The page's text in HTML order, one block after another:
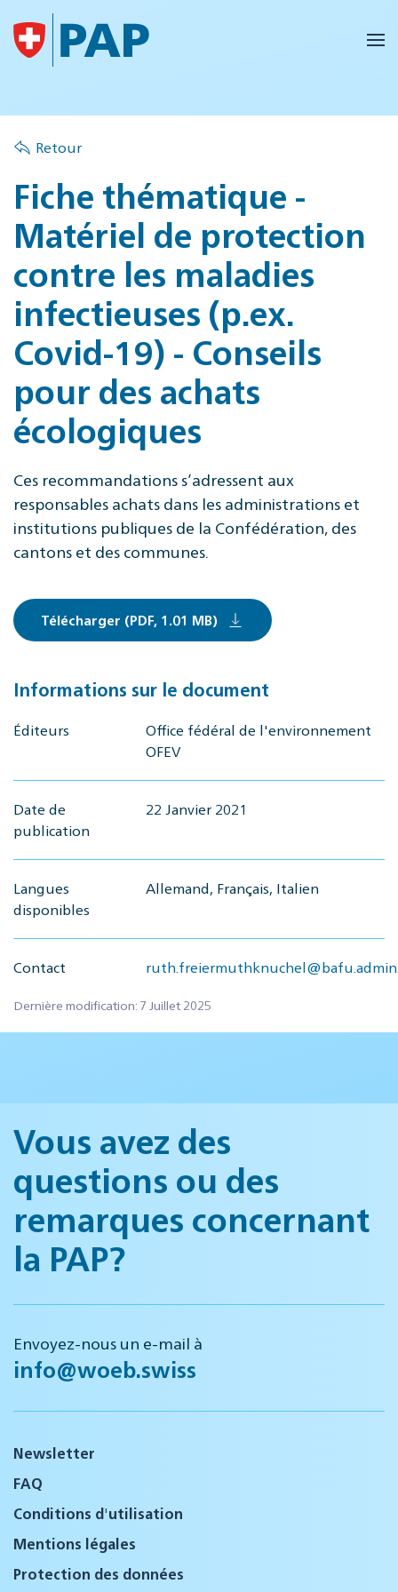
Accéder au contenu principal
Retour
Fiche thématique -
Matériel de protection
contre les maladies
infectieuses (p.ex.
Covid-19) - Conseils
pour des achats
écologiques
Ces recommandations s’adressent aux
responsables achats dans les administrations et
institutions publiques de la Confédération, des
cantons et des communes.
Télécharger (PDF, 1.01 MB)
Informations sur le document
Éditeurs
Office fédéral de l'environnement
OFEV
Date de
publication
22 Janvier 2021
Langues
disponibles
Allemand, Français, Italien
Contact
Dernière modification: 7 Juillet 2025
Vous avez des
questions ou des
remarques concernant
la PAP?
Envoyez-nous un e-mail à
info@woeb.swiss
Newsletter
FAQ
Conditions d'utilisation
Mentions légales
Protection des données